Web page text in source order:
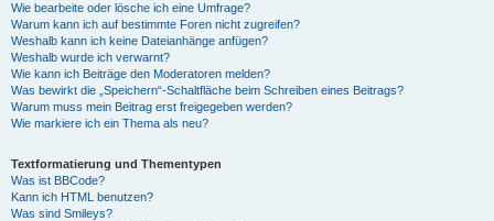
Wie bearbeite oder lösche ich eine Umfrage?
Warum kann ich auf bestimmte Foren nicht zugreifen?
Weshalb kann ich keine Dateianhänge anfügen?
Weshalb wurde ich verwarnt?
Wie kann ich Beiträge den Moderatoren melden?
Was bewirkt die „Speichern“-Schaltfläche beim Schreiben eines Beitrags?
Warum muss mein Beitrag erst freigegeben werden?
Wie markiere ich ein Thema als neu?
Textformatierung und Thementypen
Was ist BBCode?
Kann ich HTML benutzen?
Was sind Smileys?